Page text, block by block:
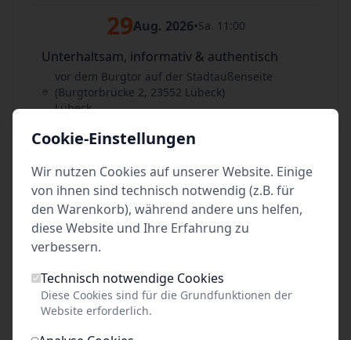
29Aug. 2026•Sa. 11:00
Unterhaltsam, informativ & authentisch
vor dem Burgtor auf der Stadtaußenseite
(Burgtorbrücke 2, 23552 Lübeck)
Lübeck
29Aug. 2026•Sa. 14:00
Unterhaltsam, informativ & authentisch
vor dem Burgtor auf der Stadtaußenseite
(Burgtorbrücke 2, 23552 Lübeck)
Tickets
Cookie-Einstellungen
Wir nutzen Cookies auf unserer Website. Einige
von ihnen sind technisch notwendig (z.B. für
den Warenkorb), während andere uns helfen,
diese Website und Ihre Erfahrung zu
verbessern.
Technisch notwendige Cookies
Diese Cookies sind für die Grundfunktionen der
Website erforderlich.